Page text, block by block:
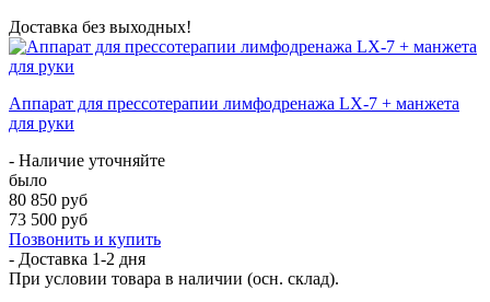
Доставка без выходных!
Аппарат для прессотерапии лимфодренажа LX-7 + манжета
для руки
- Наличие уточняйте
было
80 850 руб
73 500 руб
Позвонить и купить
- Доставка 1-2 дня
При условии товара в наличии (осн. склад).